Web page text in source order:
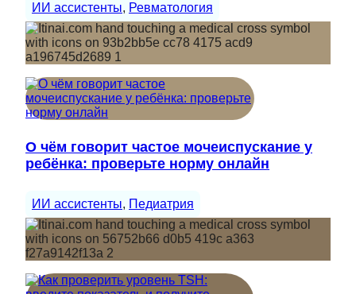
ИИ ассистенты, Ревматология
О чём говорит частое мочеиспускание у
ребёнка: проверьте норму онлайн
ИИ ассистенты, Педиатрия